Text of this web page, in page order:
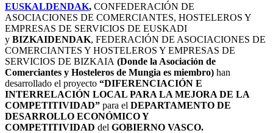
EUSKALDENDAK, CONFEDERACIÓN DE
ASOCIACIONES DE COMERCIANTES, HOSTELEROS Y
EMPRESAS DE SERVICIOS DE EUSKADI
y BIZKAIDENDAK, FEDERACIÓN DE ASOCIACIONES DE
COMERCIANTES Y HOSTELEROS Y EMPRESAS DE
SERVICIOS DE BIZKAIA (Donde la Asociación de
Comerciantes y Hosteleros de Mungia es miembro) han
desarrollado el proyecto “DIFERENCIACIÓN E
INTERRELACIÓN LOCAL PARA LA MEJORA DE LA
COMPETITIVIDAD” para el DEPARTAMENTO DE
DESARROLLO ECONÓMICO Y
COMPETITIVIDAD del GOBIERNO VASCO.